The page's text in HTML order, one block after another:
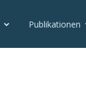
Publikationen